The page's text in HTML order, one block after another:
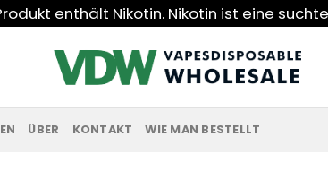
enthält Nikotin. Nikotin ist eine
ÜBER KONTAKT WIE MAN BESTELLT